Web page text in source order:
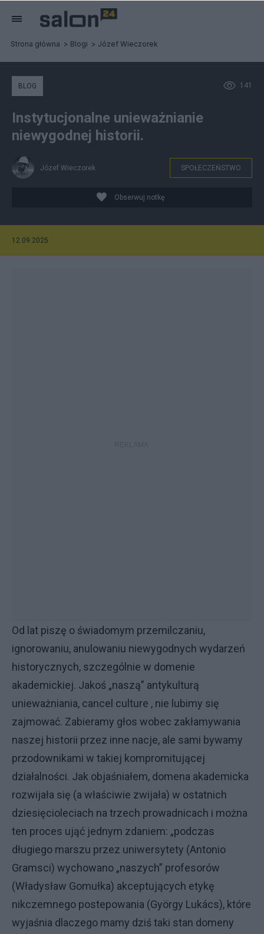
Strona główna Blogi Józef Wieczorek
141
BLOG
Instytucjonalne unieważnianie
niewygodnej historii.
Józef Wieczorek SPOŁECZEŃSTWO
Obserwuj notkę
12.09.2025
Od lat piszę o świadomym przemilczaniu,
ignorowaniu, anulowaniu niewygodnych wydarzeń
historycznych, szczególnie w domenie
akademickiej. Jakoś „naszą” antykulturą
unieważniania, cancel culture , nie lubimy się
zajmować. Zabieramy głos wobec zakłamywania
naszej historii przez inne nacje, ale sami bywamy
przodownikami w takiej kompromitującej
działalności. Jak objaśniałem, domena akademicka
rozwijała się (a właściwie zwijała) w ostatnich
dziesięcioleciach na trzech prowadnicach i można
ten proces ująć jednym zdaniem: „podczas
długiego marszu przez uniwersytety (Antonio
Gramsci) wychowano „naszych” profesorów
(Władysław Gomułka) akceptujących etykę
nikczemnego postepowania (György Lukács), które
wyjaśnia dlaczego mamy dziś taki stan domeny